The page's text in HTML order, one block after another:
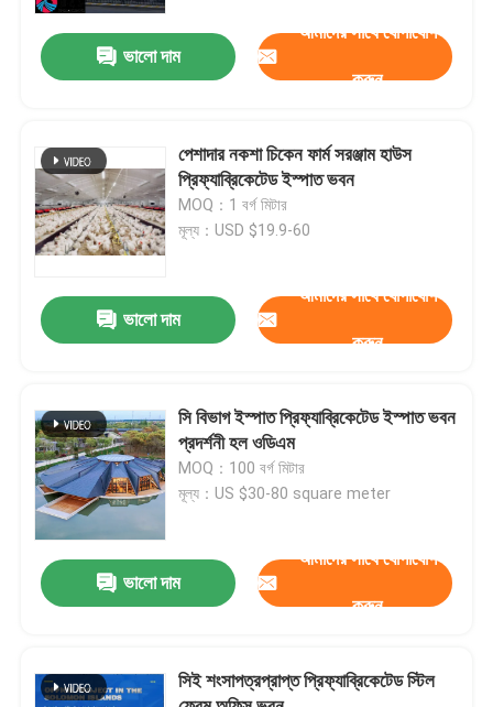
বাড়ি
আমাদের সম্বন্ধে
গুণমান নিয়ন্ত্রণ
আমাদের সাথে যোগাযোগ
খবর
মামলা
ইস্পাত কাঠামো গুদাম
ভালো দাম
আমাদের সাথে যোগাযোগ
করুন
পেশাদার নকশা চিকেন ফার্ম সরঞ্জাম হাউস
প্রিফ্যাব্রিকেটেড ইস্পাত ভবন
MOQ：1 বর্গ মিটার
মূল্য：USD $19.9-60
ভালো দাম
আমাদের সাথে যোগাযোগ
করুন
সি বিভাগ ইস্পাত প্রিফ্যাব্রিকেটেড ইস্পাত ভবন
প্রদর্শনী হল ওডিএম
MOQ：100 বর্গ মিটার
মূল্য：US $30-80 square meter
ভালো দাম
আমাদের সাথে যোগাযোগ
করুন
সিই শংসাপত্রপ্রাপ্ত প্রিফ্যাব্রিকেটেড স্টিল